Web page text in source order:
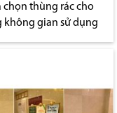
chọn thùng rác cho
không gian sử dụng